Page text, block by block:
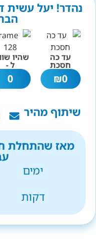
נהדר! יעל עשית
עד כה
חסכת
0
₪
שהיו
ל -
0
שיתוף מהיר
מאז שהתחלת
ימים
דקות